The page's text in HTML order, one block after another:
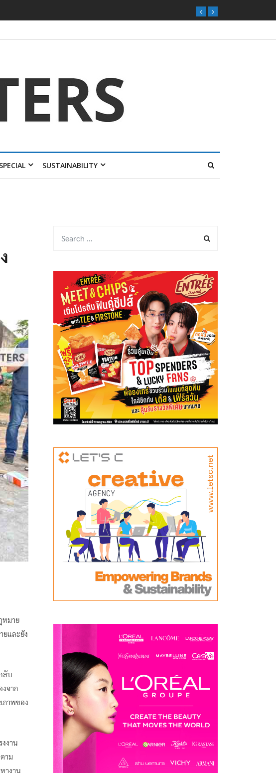
SPECIAL SUSTAINABILITY
หมาย
ยและยัง
ลับ
จาก
ภาพของ
งาน
าม
างาน